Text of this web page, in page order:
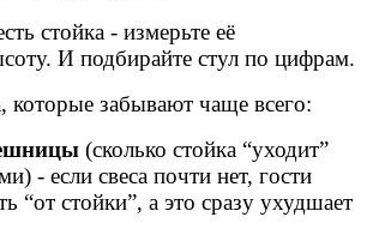
стойка - измерьте её
И подбирайте стул по цифрам.
которые забывают чаще всего:
(сколько стойка “уходит”
- если свеса почти нет, гости
“от стойки”, а это сразу ухудшает